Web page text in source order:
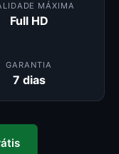
MÁXIMA
Full HD
GARANTIA
7 dias